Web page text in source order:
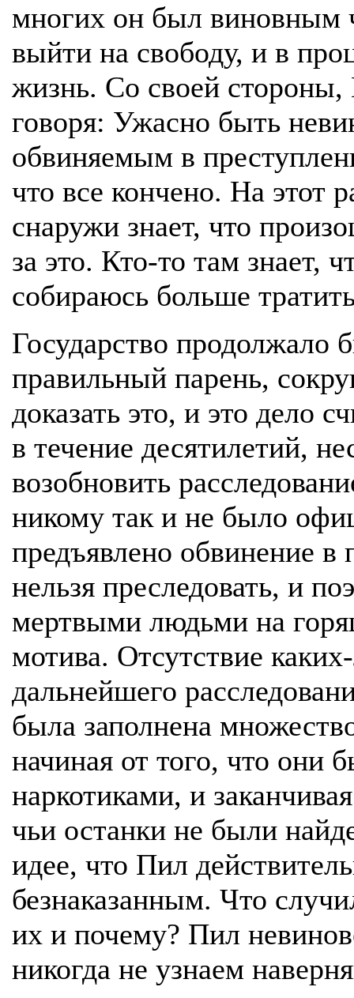
многих он был виновным
выйти на свободу, и в
жизнь. Со своей стороны,
говоря: Ужасно быть
обвиняемым в
что все кончено. На этот
снаружи знает, что
за это. Кто-то там знает,
собираюсь больше
Государство продолжало
правильный парень,
доказать это, и это дело
в течение десятилетий,
возобновить
никому так и не было
предъявлено обвинение
нельзя преследовать, и
мертвыми людьми на
мотива. Отсутствие
дальнейшего
была заполнена
начиная от того, что они
наркотиками, и
чьи останки не были
идее, что Пил
безнаказанным. Что
их и почему? Пил
никогда не узнаем